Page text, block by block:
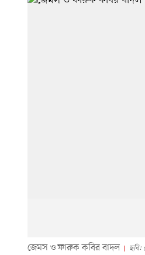
জেমস ও ফারুক কবির বাদল ছবি: